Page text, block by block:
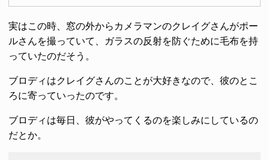
実はこの時、窓の外からカメラマンのクレイグさんがポー
ルさんを撮っていて、ガラスの反射を防ぐために毛布を持
っていたのだそう。
ブロディはクレイグさんのことが大好きなので、彼のとこ
ろに寄っていったのです。
ブロディは毎日、彼がやってくるのを楽しみにしているの
だとか。